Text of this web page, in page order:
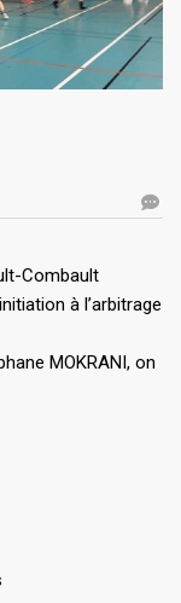
Combault
à l’arbitrage
MOKRANI, on